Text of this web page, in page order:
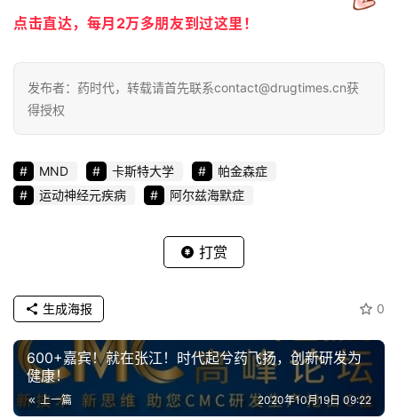
点击直达，每月2万多朋友到过这里！
发布者：药时代，转载请首先联系contact@drugtimes.cn获
得授权
MND 卡斯特大学
帕金森症
运动神经元疾病
阿尔兹海默症
打赏
0
生成海报
600+嘉宾！就在张江！时代起兮药飞扬，创新研发为
健康！
上一篇 2020年10月19日 09:22